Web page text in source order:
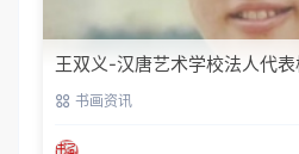
王双义-汉唐艺术学校法人代
书画资讯